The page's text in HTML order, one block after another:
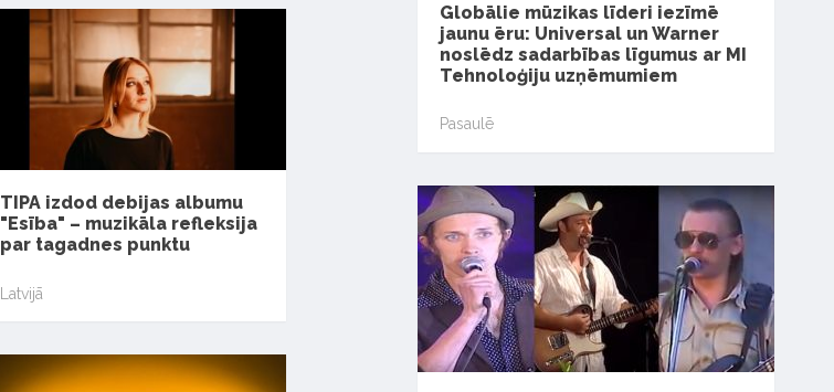
TIPA izdod debijas albumu
"Esība" – muzikāla refleksija
par tagadnes punktu
Latvijā
Globālie mūzikas līderi iezīmē
jaunu ēru: Universal un Warner
noslēdz sadarbības līgumus ar MI
Tehnoloģiju uzņēmumiem
Pasaulē